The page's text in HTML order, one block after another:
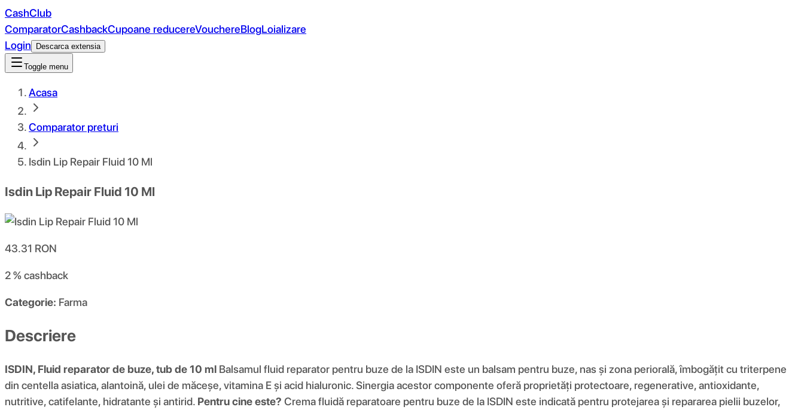
CashClub
ComparatorCashbackCupoane reducereVouchereBlogLoializare
Login
Descarca extensia
Toggle menu
Acasa
Comparator preturi
Isdin Lip Repair Fluid 10 Ml
Isdin Lip Repair Fluid 10 Ml
43.31 RON
2 %cashback
Categorie: Farma
Descriere
ISDIN, Fluid reparator de buze, tub de 10 ml Balsamul fluid reparator pentru buze de la ISDIN este un balsam pentru buze, nas și zona periorală, îmbogățit cu triterpene
din centella asiatica, alantoină, ulei de măceșe, vitamina E și acid hialuronic. Sinergia acestor componente oferă proprietăți protectoare, regenerative, antioxidante,
nutritive, catifelante, hidratante și antirid. Pentru cine este? Crema fluidă reparatoare pentru buze de la ISDIN este indicată pentru protejarea și repararea pielii buzelor,